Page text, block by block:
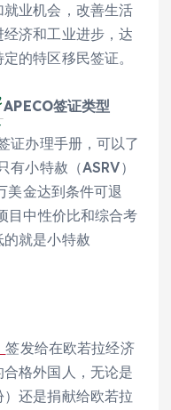
业机会，改善生活
济和工业进步，达
的特区移民签证。
APECO签证类型
证办理手册，可以了
小特赦（ASRV）
美金达到条件可退
目中性价比和综合考
就是小特赦
签发给在欧若拉经济
格外国人，无论是
还是捐献给欧若拉